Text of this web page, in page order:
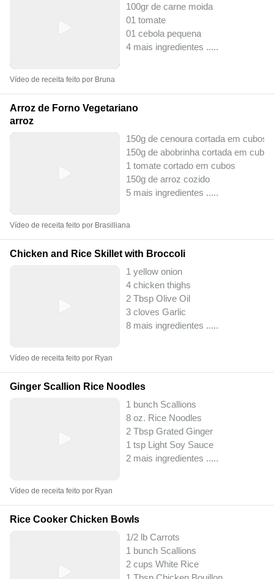
100gr de carne moida
01 tomate
01 cebola pequena
4 mais ingredientes .....
Vídeo de receita feito por Bruna
Arroz de Forno Vegetariano
arroz
150g de cenoura cortada em cubos
150g de abobrinha cortada em cubos
1 tomate cortado em cubos
150g de arroz cozido
5 mais ingredientes .....
Vídeo de receita feito por Brasilliana
Chicken and Rice Skillet with Broccoli
1 yellow onion
4 chicken thighs
2 Tbsp Olive Oil
3 cloves Garlic
8 mais ingredientes .....
Vídeo de receita feito por Ryan
Ginger Scallion Rice Noodles
1 bunch Scallions
8 oz. Rice Noodles
2 Tbsp Grated Ginger
1 tsp Light Soy Sauce
2 mais ingredientes .....
Vídeo de receita feito por Ryan
Rice Cooker Chicken Bowls
1/2 lb Carrots
1 bunch Scallions
2 cups White Rice